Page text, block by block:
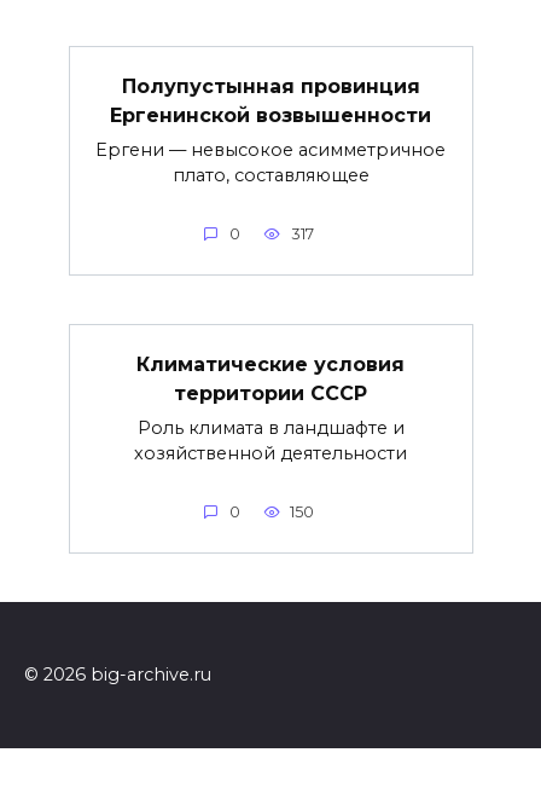
Полупустынная провинция
Ергенинской возвышенности
Ергени — невысокое асимметричное
плато, составляющее
0 317
Климатические условия
территории СССР
Роль климата в ландшафте и
хозяйственной деятельности
0 150
© 2026 big-archive.ru